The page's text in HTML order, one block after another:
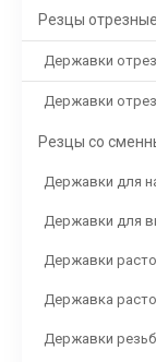
Резцы
Державки
Державки
Резцы со
Державки для
Державки для
Державки
Державка
Державки